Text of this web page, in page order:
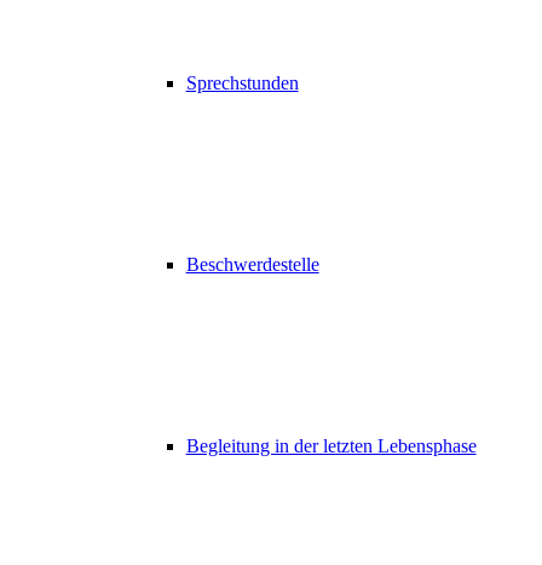
Sprechstunden
Beschwerdestelle
Begleitung in der letzten Lebensphase